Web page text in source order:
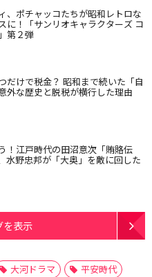
、ポチャッコたちが昭和レトロな
に！「サンリオキャラクターズ コ
第２弾
だけで税金？ 昭和まで続いた「自
外な歴史と脱税が横行した理由
！江戸時代の田沼意次「賄賂伝
水野忠邦が「大奥」を敵に回した
を表示
大河ドラマ
平安時代